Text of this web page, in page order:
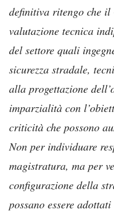
definitiva ritengo che il
valutazione tecnica
del settore quali
sicurezza stradale,
alla progettazione
imparzialità con
criticità che possono
Non per individuare
magistratura, ma per
configurazione della
possano essere